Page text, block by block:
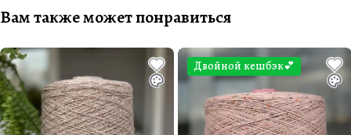
Вам также может понравиться
Двойной кешбэк💕